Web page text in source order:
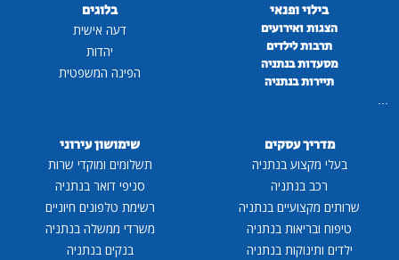
בילוי ופנאי
הצגות ואירועים
תרבות לילדים
מסעדות בנתניה
תיירות בנתניה
...
בלוגים
דעה אישית
יהדות
הפינה המשפטית
מדריך עסקים
בעלי מקצוע בנתניה
רכב בנתניה
שרותים מקצועיים בנתניה
טיפוח ובריאות בנתניה
ילדים ותינוקות בנתניה
שימושון עירוני
תשלומים ומוקדי שרות
סניפי דואר בנתניה
רשימת טלפונים חיוניים
משרדי ממשלה בנתניה
בנקים בנתניה